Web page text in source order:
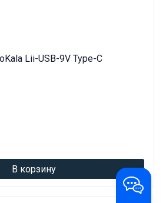
Lii-USB-9V Type-C
В корзину